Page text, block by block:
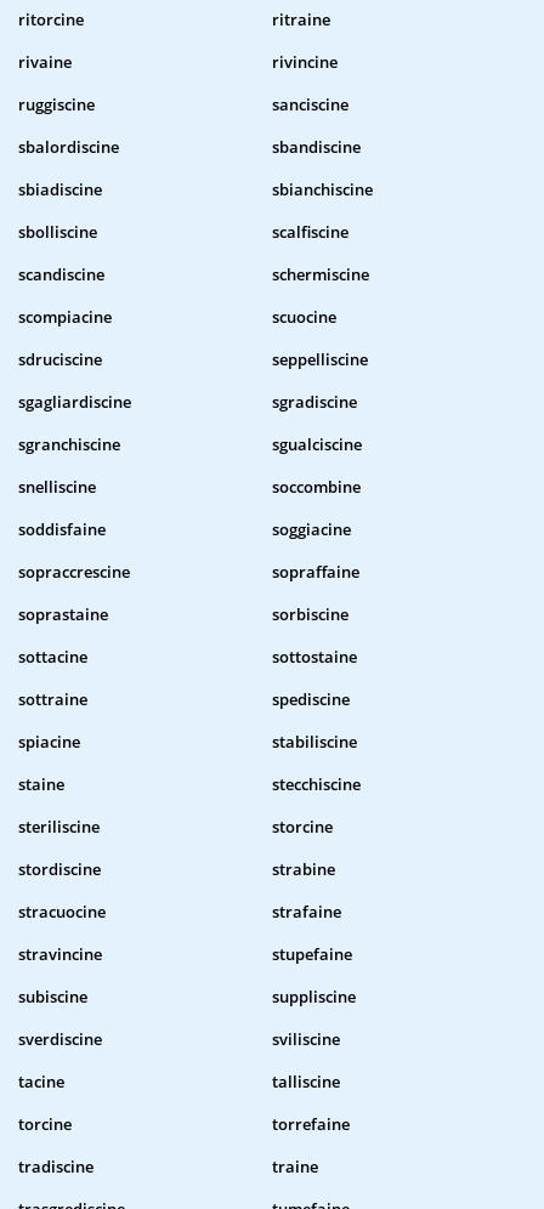
ritorcine
ritraine
rivaine
rivincine
ruggiscine
sanciscine
sbalordiscine
sbandiscine
sbiadiscine
sbianchiscine
sbolliscine
scalfiscine
scandiscine
schermiscine
scompiacine
scuocine
sdruciscine
seppelliscine
sgagliardiscine
sgradiscine
sgranchiscine
sgualciscine
snelliscine
soccombine
soddisfaine
soggiacine
sopraccrescine
sopraffaine
soprastaine
sorbiscine
sottacine
sottostaine
sottraine
spediscine
spiacine
stabiliscine
staine
stecchiscine
steriliscine
storcine
stordiscine
strabine
stracuocine
strafaine
stravincine
stupefaine
subiscine
suppliscine
sverdiscine
sviliscine
tacine
talliscine
torcine
torrefaine
tradiscine
traine